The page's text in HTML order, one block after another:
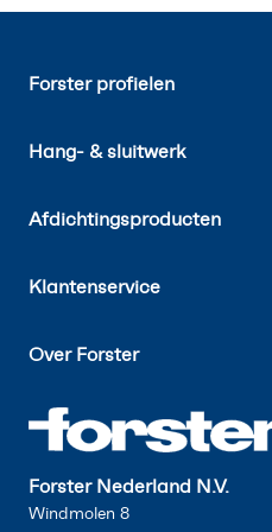
Forster profielen
Hang- & sluitwerk
Afdichtingsproducten
Klantenservice
Over Forster
Forster Nederland N.V.
Windmolen 8